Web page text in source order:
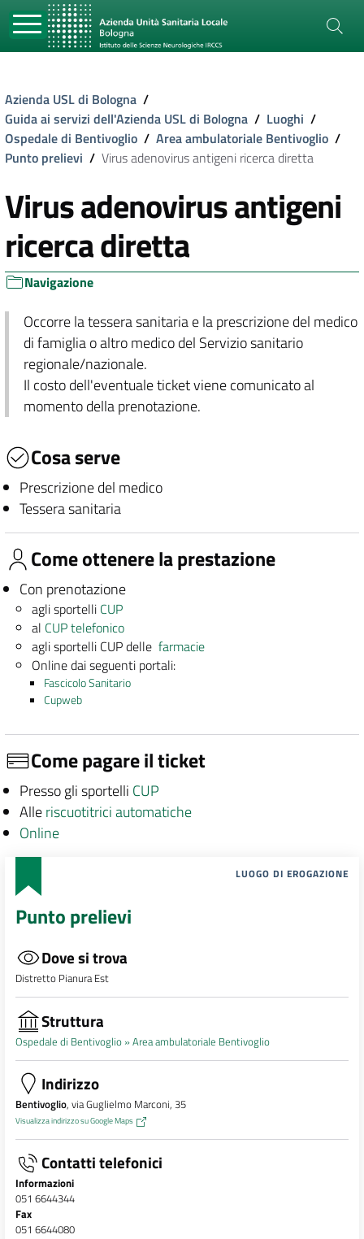
Azienda USL di Bologna /
Guida ai servizi dell'Azienda USL di Bologna / Luoghi /
Ospedale di Bentivoglio / Area ambulatoriale Bentivoglio /
Punto prelievi / Virus adenovirus antigeni ricerca diretta
Virus adenovirus antigeni
ricerca diretta
Navigazione
Occorre la tessera sanitaria e la prescrizione del medico
di famiglia o altro medico del Servizio sanitario
regionale/nazionale.
Il costo dell'eventuale ticket viene comunicato al
momento della prenotazione.
Cosa serve
Prescrizione del medico
Tessera sanitaria
Come ottenere la prestazione
Con prenotazione
agli sportelli CUP
al CUP telefonico
agli sportelli CUP dellefarmacie
Online dai seguenti portali:
Fascicolo Sanitario
Cupweb
Come pagare il ticket
Presso gli sportelli CUP
Alleriscuotitrici automatiche
Online
LUOGO DI EROGAZIONE
Punto prelievi
Dove si trova
Distretto Pianura Est
Struttura
Ospedale di Bentivoglio »Area ambulatoriale Bentivoglio
Indirizzo
Bentivoglio, via Guglielmo Marconi, 35
Visualizza indirizzo su Google Maps
Contatti telefonici
Informazioni
051 6644344
Fax
051 6644080